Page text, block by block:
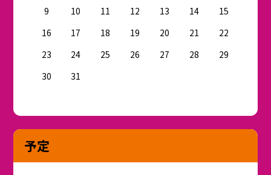
9
10 11 12 13 14
15
16
17 18 19 20 21
22
23
24 25 26 27 28
29
30
31
予定